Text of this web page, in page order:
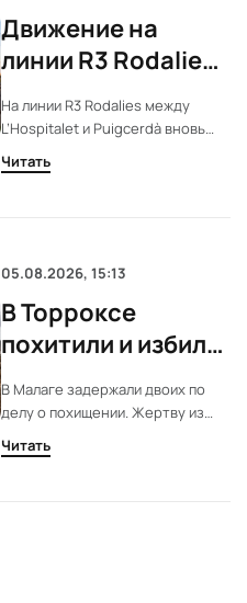
Движение на
линии R3 Rodalies
полностью
остановлено из-за
кражи кабеля
На линии R3 Rodalies между
L’Hospitalet и Puigcerdà вновь
остановлено движение. Причина
— кража медного кабеля и сбой в
Читать
05.08.2026, 15:13
В Торроксе
похитили и избили
йеменца
В Малаге задержали двоих по
делу о похищении. Жертву из
Йемена избили и бросили у
Торрокса. Третий участник всё
Читать